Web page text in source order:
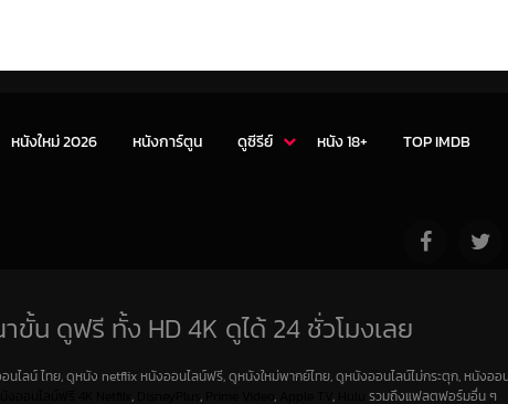
หนังใหม่ 2026 หนังการ์ตูน ดูซีรีย์ หนัง 18+ TOP IMDB
น ดูฟรี ทั้ง HD 4K ดูได้ 24 ชั่วโมงเลย
ลน์ ไทย, ดูหนัง netflix หนังออนไลน์ฟรี, ดูหนังใหม่พากย์ไทย, ดูหนังออนไลน์ไม่กระตุก, หนังออ
, , , , รวมถึงแฟลตฟอร์มอื่น ๆ